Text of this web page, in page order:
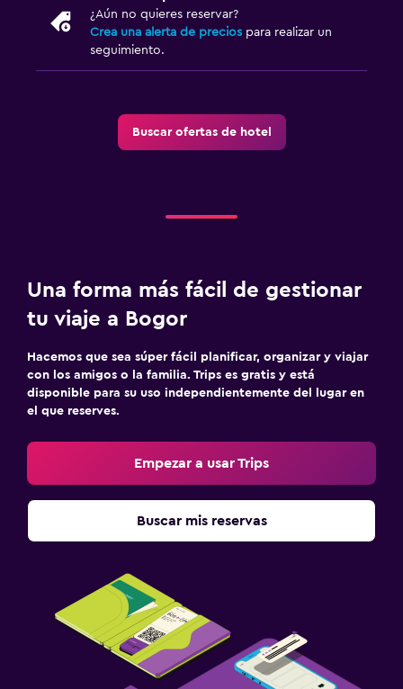
¿Aún no quieres reservar?
Crea una alerta de precios para realizar un
seguimiento.
Buscar ofertas de hotel
Una forma más fácil de gestionar
tu viaje a Bogor
Hacemos que sea súper fácil planificar, organizar y viajar
con los amigos o la familia. Trips es gratis y está
disponible para su uso independientemente del lugar en
el que reserves.
Empezar a usar Trips
Buscar mis reservas